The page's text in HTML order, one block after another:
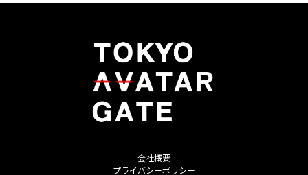
会社概要
プライバシーポリシー